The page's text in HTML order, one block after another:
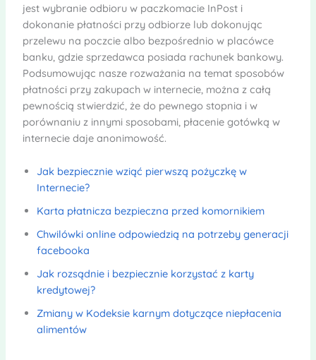
jest wybranie odbioru w paczkomacie InPost i
dokonanie płatności przy odbiorze lub dokonując
przelewu na poczcie albo bezpośrednio w placówce
banku, gdzie sprzedawca posiada rachunek bankowy.
Podsumowując nasze rozważania na temat sposobów
płatności przy zakupach w internecie, można z całą
pewnością stwierdzić, że do pewnego stopnia i w
porównaniu z innymi sposobami, płacenie gotówką w
internecie daje anonimowość.
Jak bezpiecznie wziąć pierwszą pożyczkę w
Internecie?
Karta płatnicza bezpieczna przed komornikiem
Chwilówki online odpowiedzią na potrzeby generacji
facebooka
Jak rozsądnie i bezpiecznie korzystać z karty
kredytowej?
Zmiany w Kodeksie karnym dotyczące niepłacenia
alimentów